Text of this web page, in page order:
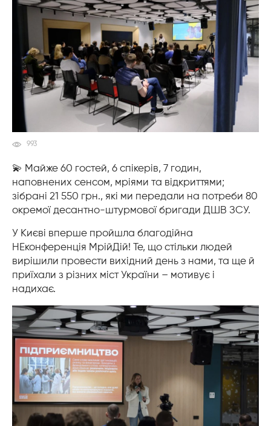
993
💫 Майже 60 гостей, 6 спікерів, 7 годин,
наповнених сенсом, мріями та відкриттями;
зібрані 21 550 грн., які ми передали на потреби 80
окремої десантно-штурмової бригади ДШВ ЗСУ.
У Києві вперше пройшла благодійна
НЕконференція МрійДій! Те, що стільки людей
вирішили провести вихідний день з нами, та ще й
приїхали з різних міст України – мотивує і
надихає.